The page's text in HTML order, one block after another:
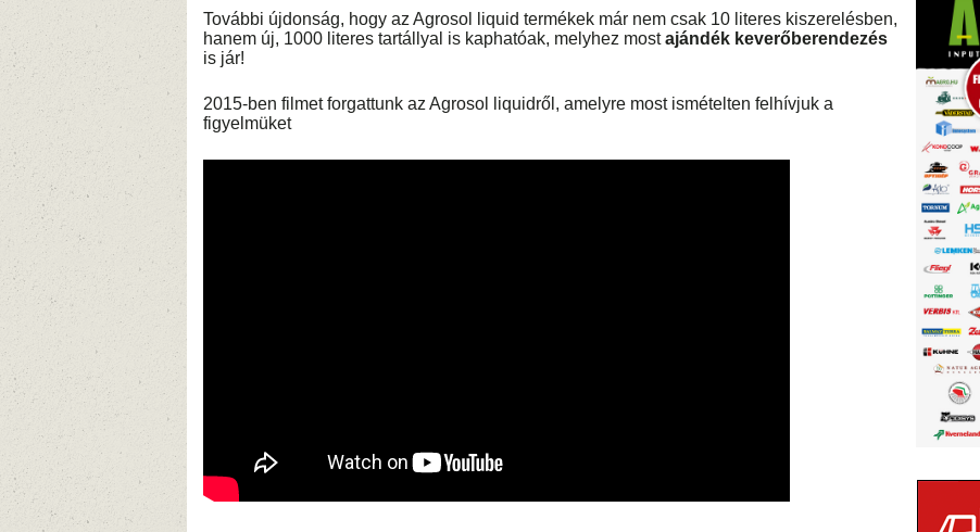
További újdonság, hogy az Agrosol liquid termékek már nem csak 10 literes kiszerelésben,
hanem új, 1000 literes tartállyal is kaphatóak, melyhez mostajándék keverőberendezés
is jár!
2015-ben filmet forgattunk az Agrosol liquidről, amelyre most ismételten felhívjuk a
figyelmüket